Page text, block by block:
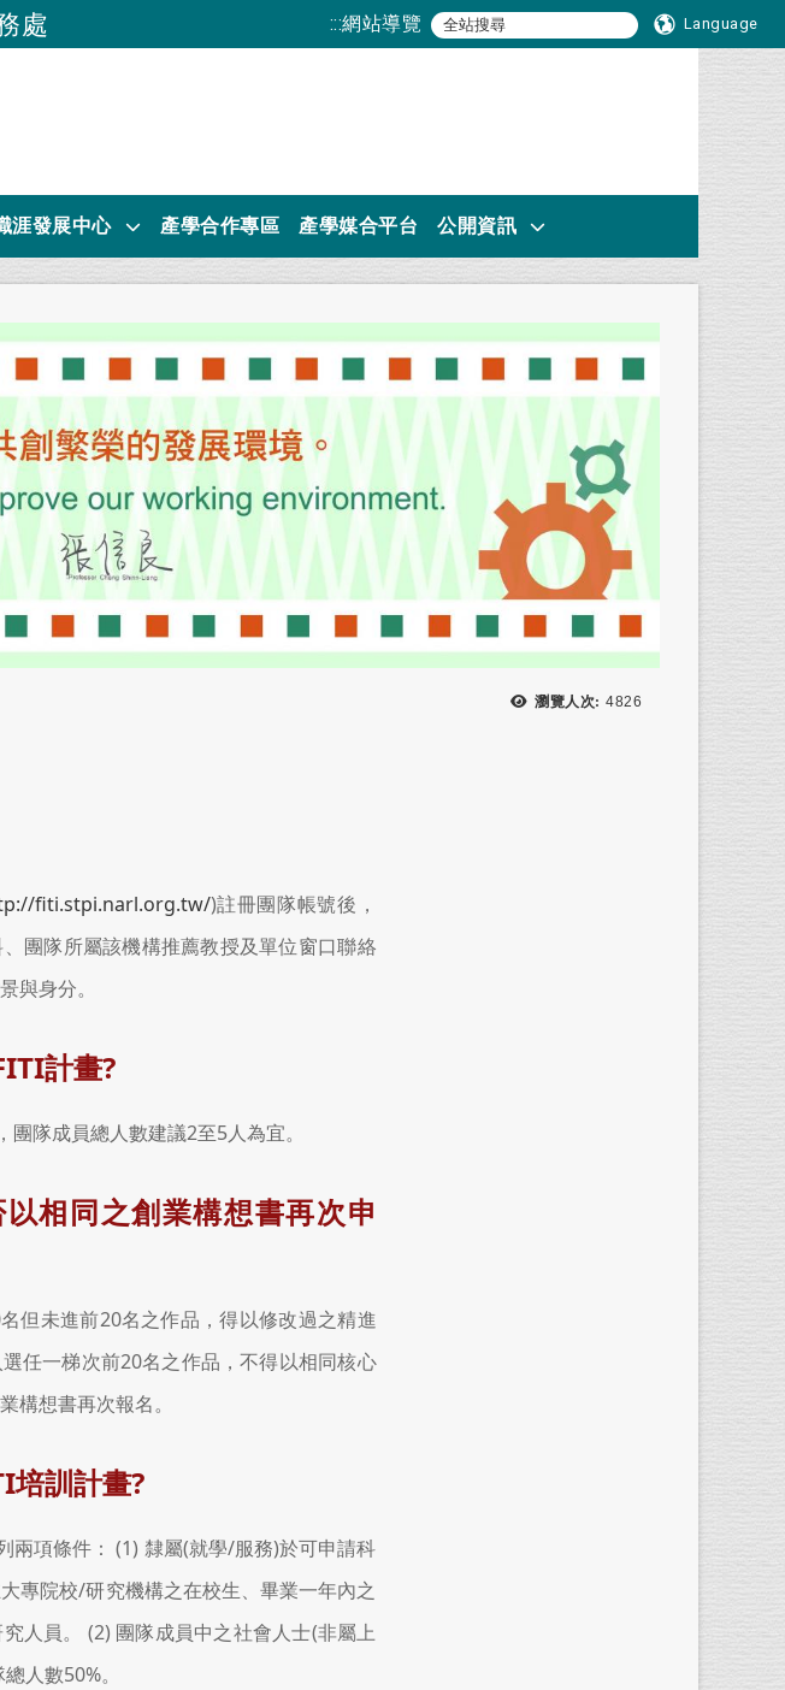
處 :::網站導覽 Language
容
涯發展中心 產學合作專區 產學媒合平台 公開資訊
瀏覽人次: 瀏覽次數：
4826
fiti.stpi.narl.org.tw/)註冊團隊帳號後，
團隊所屬該機構推薦教授及單位窗口聯絡
與身分。
計畫?
隊成員總人數建議2至5人為宜。
相同之創業構想書再次申
但未進前20名之作品，得以修改過之精進
任一梯次前20名之作品，不得以相同核心
構想書再次報名。
培訓計畫?
兩項條件： (1) 隸屬(就學/服務)於可申請科
專院校/研究機構之在校生、畢業一年內之
人員。 (2) 團隊成員中之社會人士(非屬上
人數50%。